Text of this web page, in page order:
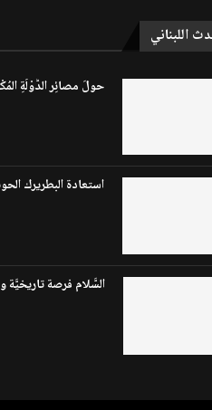
اللبناني
حولَ مصائِر الدَّوْلَةِ
استعادة البطريرك
السَّلام فرصة تاريخيَّة